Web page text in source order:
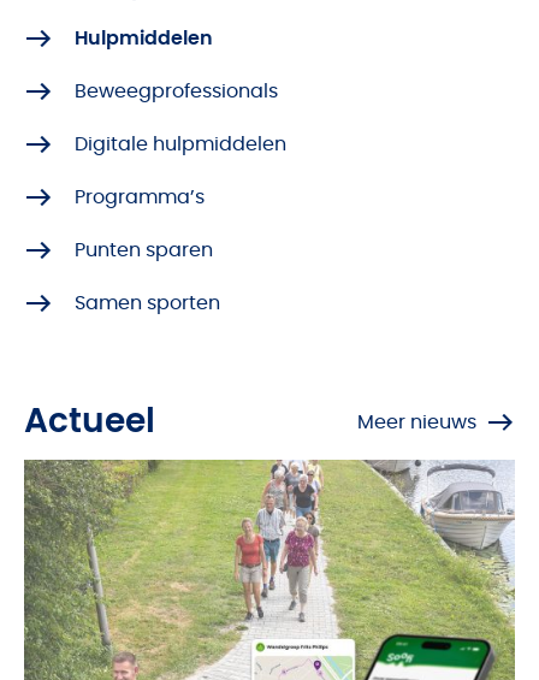
Hulpmiddelen
Beweegprofessionals
Digitale hulpmiddelen
Programma’s
Punten sparen
Samen sporten
Actueel Meer nieuws